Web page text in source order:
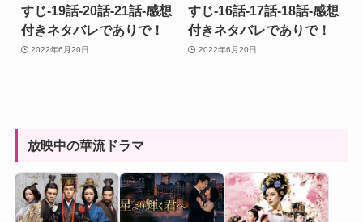
すじ-19話-20話-21話-感想
付きネタバレでありで！
2022年6月20日
すじ-16話-17話-18話-感想
付きネタバレでありで！
2022年6月20日
放映中の華流ドラマ